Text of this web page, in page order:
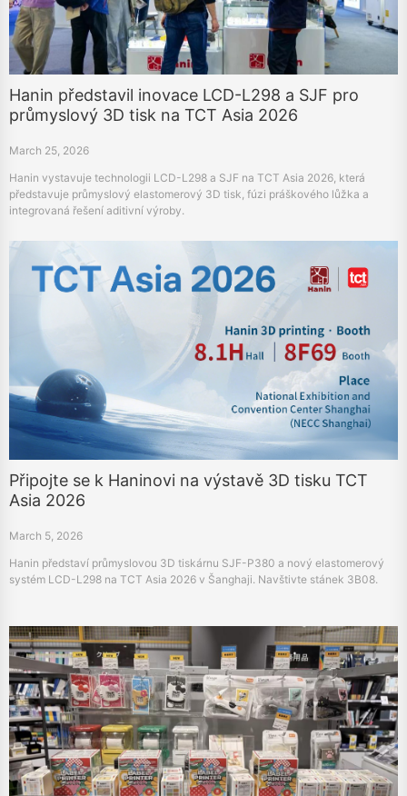
Hanin představil inovace LCD-L298 a SJF pro
průmyslový 3D tisk na TCT Asia 2026
March 25, 2026
Hanin vystavuje technologii LCD-L298 a SJF na TCT Asia 2026, která
představuje průmyslový elastomerový 3D tisk, fúzi práškového lůžka a
integrovaná řešení aditivní výroby.
Připojte se k Haninovi na výstavě 3D tisku TCT
Asia 2026
March 5, 2026
Hanin představí průmyslovou 3D tiskárnu SJF-P380 a nový elastomerový
systém LCD-L298 na TCT Asia 2026 v Šanghaji. Navštivte stánek 3B08.